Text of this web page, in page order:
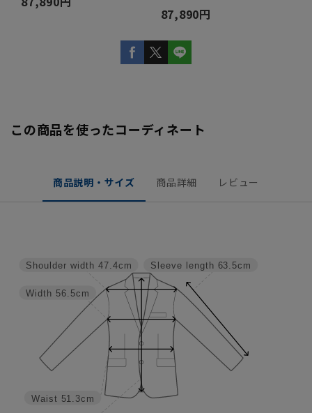
87,890円
この商品を使ったコーディネート
商品説明・サイズ 商品詳細 レビュー
Sleeve length 63.5cm
Waist 51.3cm
Width 56.5cm
Shoulder width 47.4cm